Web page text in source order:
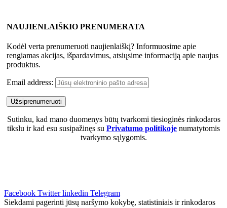
NAUJIENLAIŠKIO PRENUMERATA
Kodėl verta prenumeruoti naujienlaiškį? Informuosime apie
rengiamas akcijas, išpardavimus, atsiųsime informaciją apie naujus
produktus.
Email address:
Sutinku, kad mano duomenys būtų tvarkomi tiesioginės rinkodaros
tikslu ir kad esu susipažinęs su Privatumo politikoje numatytomis
tvarkymo sąlygomis.
Facebook Twitter linkedin Telegram
Siekdami pagerinti jūsų naršymo kokybę, statistiniais ir rinkodaros